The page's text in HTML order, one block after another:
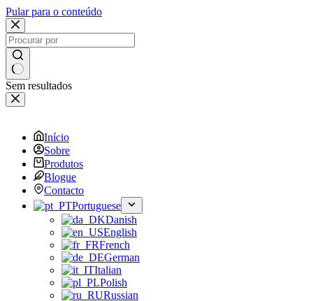
Pular para o conteúdo
Sem resultados
Início
Sobre
Produtos
Blogue
Contacto
Portuguese
Danish
English
French
German
Italian
Polish
Russian